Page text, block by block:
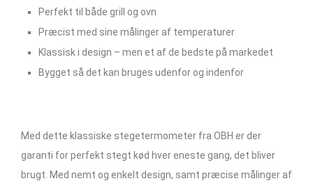
Perfekt til både grill og ovn
Præcist med sine målinger af temperaturer
Klassisk i design – men et af de bedste på markedet
Bygget så det kan bruges udenfor og indenfor
Med dette klassiske stegetermometer fra OBH er der
garanti for perfekt stegt kød hver eneste gang, det bliver
brugt. Med nemt og enkelt design, samt præcise målinger af